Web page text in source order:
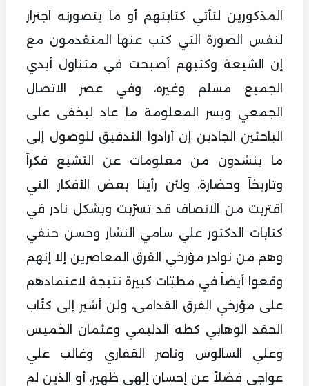
المذكورين لتأتي كتابتهم أو ما يتصورنه اجترار
لنفس الصورة التي كتب عنها المتقدمون مع
إن الشيعة وكتبهم أصبحت في متناول أيدي
الجميع مسلم وغيره، وفي عصر الاتصال
الجمعي ويسر المعلومة ما عاد ليخفى على
الباحثين الجادين إن أرادوا التدقيق للوصول إلى
ما ينشدون من معلومات عن التشيع فكراً
وتاريخاً وحضارة، ولئن رأينا بعض الأفكار التي
اقتربت من الانصاف قد تسرّبت وبشكل نادر في
كتابات الدكتور علي سامي النشار وحسن حنفي
وهم من نوادر مؤرخي الفرق المعاصرين إلا إنهم
وقعوا أيضاً في مطبّات كبيرة نتيجة لاعتمادهم
على مؤرخي الفرق القدامى، ولن أشير إلى كتّاب
الحقد الوهابي كطه الدليمي وعثمان الخميس
وعلي السالوس وناصر القفاري وغالب علي
عواجي فضلاً عن إحسان إلهي ظهير، أو الذين لم